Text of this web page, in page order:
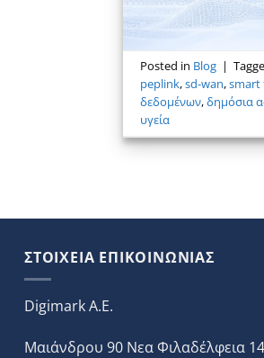
Posted in Blog |
peplink,sd-wan,smart
δεδομένων,δημόσια
υγεία
ΣΤΟΙΧΕΙΑ ΕΠΙΚΟΙΝΩΝΙΑΣ
Digimark A.E.
Μαιάνδρου 90 Νεα Φιλαδέλφεια